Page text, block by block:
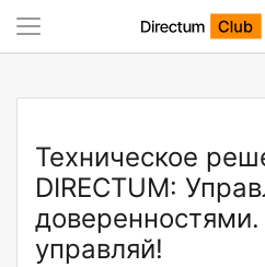
Техническое
DIRECTUM:
управляй!